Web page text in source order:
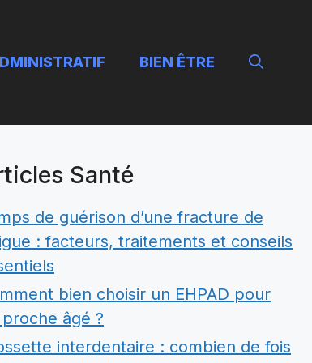
BIEN ÊTRE
Santé
de guérison d’une fracture de
: facteurs, traitements et conseils
bien choisir un EHPAD pour
âgé ?
interdentaire : combien de fois